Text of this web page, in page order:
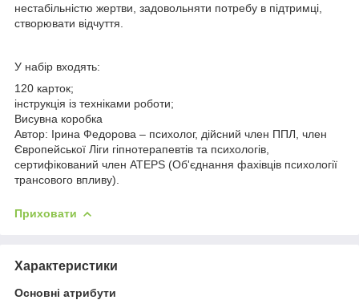
нестабільністю жертви, задовольняти потребу в підтримці,
створювати відчуття.
У набір входять:
120 карток;
інструкція із техніками роботи;
Висувна коробка
Автор: Ірина Федорова – психолог, дійсний член ППЛ, член
Європейської Ліги гіпнотерапевтів та психологів,
сертифікований член ATEPS (Об'єднання фахівців психології
трансового впливу).
Приховати
Характеристики
Основні атрибути